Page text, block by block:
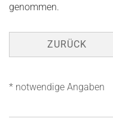
genommen.
ZURÜCK
* notwendige Angaben